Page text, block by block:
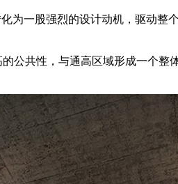
一股强烈的设计动机，驱动
公共性，与通高区域形成一个整体